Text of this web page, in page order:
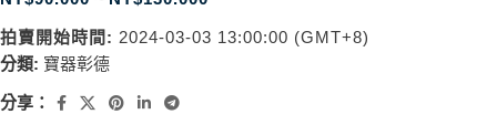
拍賣開始時間: 2024-03-03 13:00:00 (GMT+8)
分類: 寶器彰德
分享：